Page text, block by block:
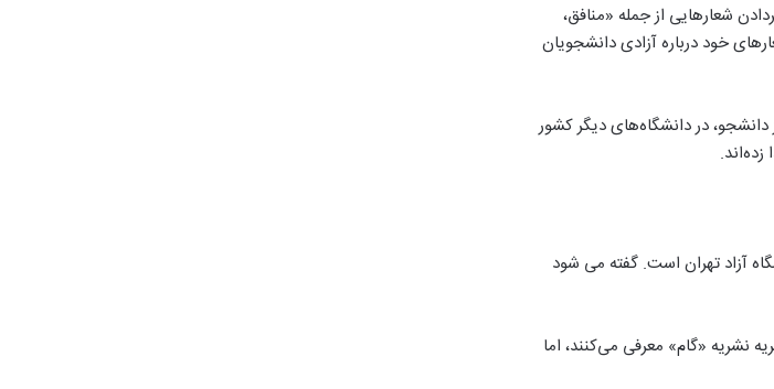
شعارهایی از جمله «منافق،
خود درباره آزادی دانشجویان
شبکه‌های اجتماعی، خبر از برگزاری تجمعات مشابه در آستانه ۱۶ آذر، روز دانشجو، در دانشگاه‌های دیگر کشور
آزاد تهران است. گفته می شود
نشریه «گام» معرفی می‌کنند، اما